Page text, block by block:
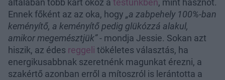
általában több kárt okoz a testünkben, mint hasznot.
Ennek főként az az oka, hogy „a zabpehely 100%-ban
keményítő, a keményítő pedig glükózzá alakul,
amikor megemésztjük”- mondja Jessie. Sokan azt
hiszik, az édes reggeli tökéletes választás, ha
energikusabbnak szeretnénk magunkat érezni, a
szakértő azonban erről a mítoszról is lerántotta a